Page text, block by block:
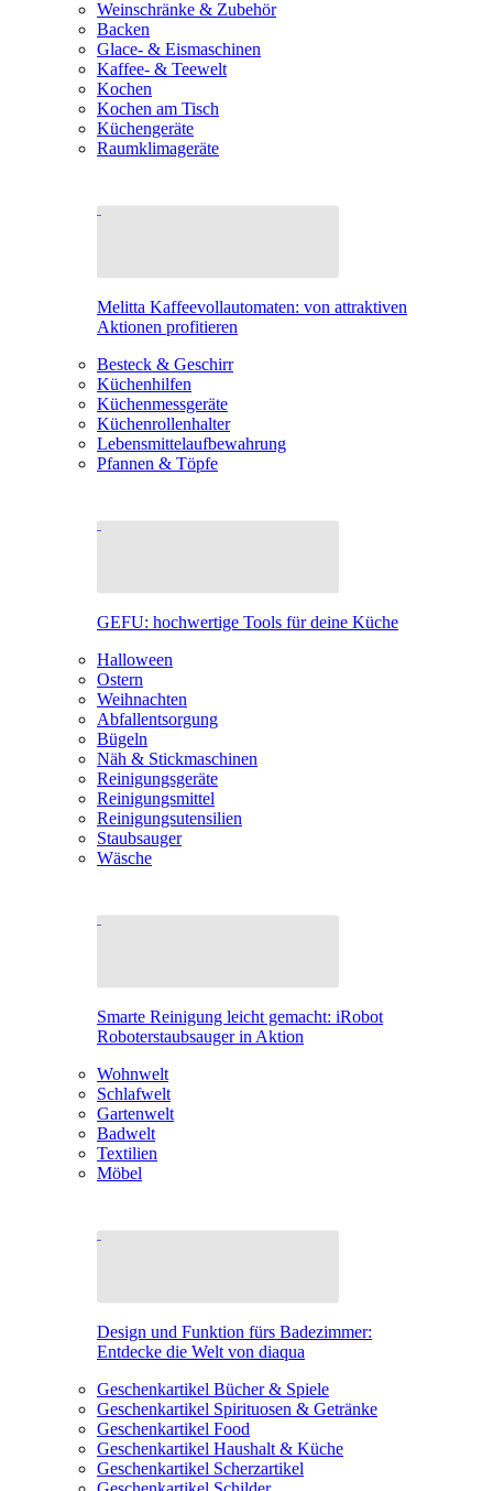
Weinschränke & Zubehör
Backen
Glace- & Eismaschinen
Kaffee- & Teewelt
Kochen
Kochen am Tisch
Küchengeräte
Raumklimageräte
Melitta Kaffeevollautomaten: von attraktiven
Aktionen profitieren
Besteck & Geschirr
Küchenhilfen
Küchenmessgeräte
Küchenrollenhalter
Lebensmittelaufbewahrung
Pfannen & Töpfe
GEFU: hochwertige Tools für deine Küche
Halloween
Ostern
Weihnachten
Abfallentsorgung
Bügeln
Näh & Stickmaschinen
Reinigungsgeräte
Reinigungsmittel
Reinigungsutensilien
Staubsauger
Wäsche
Smarte Reinigung leicht gemacht: iRobot
Roboterstaubsauger in Aktion
Wohnwelt
Schlafwelt
Gartenwelt
Badwelt
Textilien
Möbel
Design und Funktion fürs Badezimmer:
Entdecke die Welt von diaqua
Geschenkartikel Bücher & Spiele
Geschenkartikel Spirituosen & Getränke
Geschenkartikel Food
Geschenkartikel Haushalt & Küche
Geschenkartikel Scherzartikel